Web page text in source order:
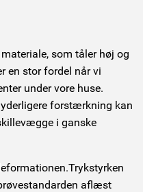
som tåler høj og
en stor fordel når vi
under vore huse.
forstærkning kan
i ganske
aflæst